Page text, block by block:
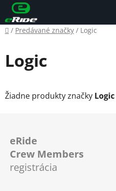
Prejsť
na
obsah
Domov
/ Predávané značky / Logic
Logic
Žiadne produkty značky Logic
eRide
Crew Members
registrácia